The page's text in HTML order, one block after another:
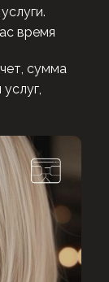
время
сумма